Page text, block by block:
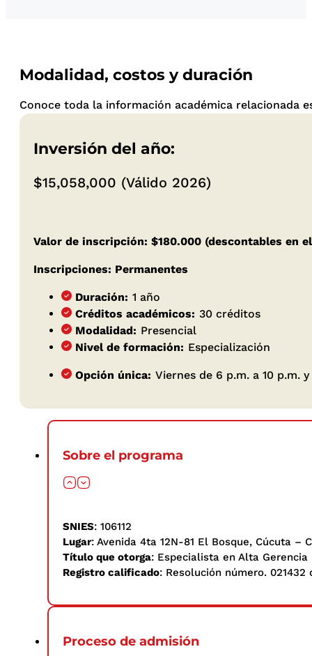
Modalidad, costos y duración
Conoce toda la información académica relacionada
Inversión del año:
$15,058,000 (Válido 2026)
Valor de inscripción: $180.000 (descontables en
Inscripciones: Permanentes
Duración: 1 año
Créditos académicos: 30 créditos
Modalidad: Presencial
Nivel de formación: Especialización
Opción única: Viernes de 6 p.m. a 10 p.m.
Sobre el programa
SNIES: 106112
Lugar: Avenida 4ta 12N-81 El Bosque, Cúcuta –
Título que otorga: Especialista en Alta Gerencia
Registro calificado: Resolución número. 021432
Proceso de admisión